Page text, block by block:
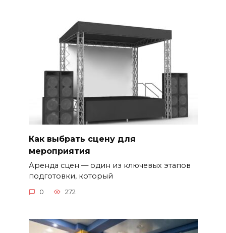
Как выбрать сцену для
мероприятия
Аренда сцен — один из ключевых этапов
подготовки, который
0 272